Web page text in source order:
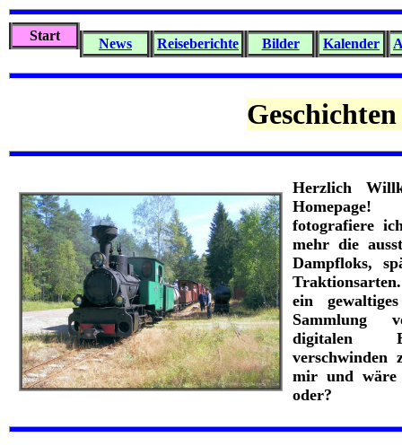
Start
News Reiseberichte Bilder Kalender
Herzlich
fotografiere
mehr die
Dampfloks,
ein
Sammlung
digitalen
verschwinden
mir und wäre
oder?